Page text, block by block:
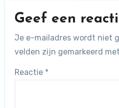
Geef een
Je e-mailadres wordt niet
velden zijn gemarkeerd met
Reactie *